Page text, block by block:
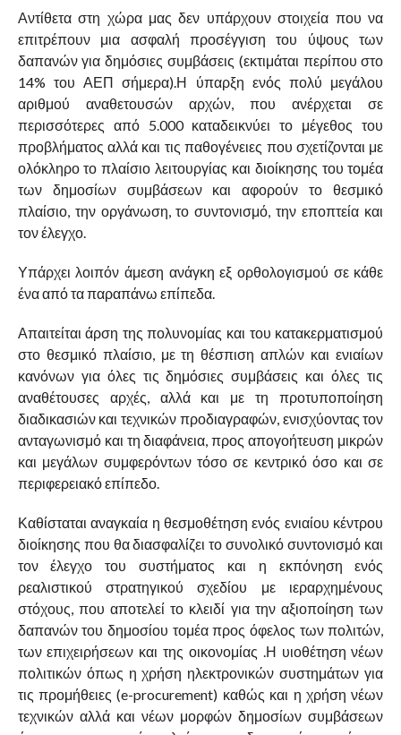
Αντίθετα στη χώρα μας δεν υπάρχουν στοιχεία που να
επιτρέπουν μια ασφαλή προσέγγιση του ύψους των
δαπανών για δημόσιες συμβάσεις (εκτιμάται περίπου στο
14% του ΑΕΠ σήμερα).Η ύπαρξη ενός πολύ μεγάλου
αριθμού αναθετουσών αρχών, που ανέρχεται σε
περισσότερες από 5.000 καταδεικνύει το μέγεθος του
προβλήματος αλλά και τις παθογένειες που σχετίζονται με
ολόκληρο το πλαίσιο λειτουργίας και διοίκησης του τομέα
των δημοσίων συμβάσεων και αφορούν το θεσμικό
πλαίσιο, την οργάνωση, το συντονισμό, την εποπτεία και
τον έλεγχο.
Υπάρχει λοιπόν άμεση ανάγκη εξ ορθολογισμού σε κάθε
ένα από τα παραπάνω επίπεδα.
Απαιτείται άρση της πολυνομίας και του κατακερματισμού
στο θεσμικό πλαίσιο, με τη θέσπιση απλών και ενιαίων
κανόνων για όλες τις δημόσιες συμβάσεις και όλες τις
αναθέτουσες αρχές, αλλά και με τη προτυποποίηση
διαδικασιών και τεχνικών προδιαγραφών, ενισχύοντας τον
ανταγωνισμό και τη διαφάνεια, προς απογοήτευση μικρών
και μεγάλων συμφερόντων τόσο σε κεντρικό όσο και σε
περιφερειακό επίπεδο.
Καθίσταται αναγκαία η θεσμοθέτηση ενός ενιαίου κέντρου
διοίκησης που θα διασφαλίζει το συνολικό συντονισμό και
τον έλεγχο του συστήματος και η εκπόνηση ενός
ρεαλιστικού στρατηγικού σχεδίου με ιεραρχημένους
στόχους, που αποτελεί το κλειδί για την αξιοποίηση των
δαπανών του δημοσίου τομέα προς όφελος των πολιτών,
των επιχειρήσεων και της οικονομίας .Η υιοθέτηση νέων
πολιτικών όπως η χρήση ηλεκτρονικών συστημάτων για
τις προμήθειες (e-procurement) καθώς και η χρήση νέων
τεχνικών αλλά και νέων μορφών δημοσίων συμβάσεων